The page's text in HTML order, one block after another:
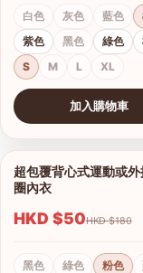
白色 灰色 藍色
紫色
黑色 綠色
S
M L XL
加入購物車
查看圖片
超包覆背心式運動或
圈內衣
HKD $50 HKD $180
黑色 綠色 粉色